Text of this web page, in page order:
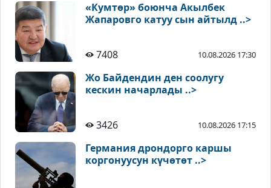
«Кумтөр» боюнча Акылбек
Жапаровго катуу сын айтылд ..>
7408 10.08.2026 17:30
Жо Байдендин ден соолугу
кескин начарлады ..>
3426 10.08.2026 17:15
Германия дрондорго каршы
коргонуусун күчөтөт ..>